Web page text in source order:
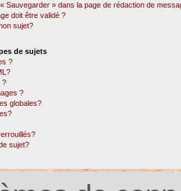
Sauvegarder » dans la page de rédaction de
doit être validé ?
sujet?
de sujets
?
?
?
globales?
sujet?